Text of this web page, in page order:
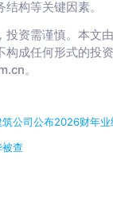
构等关键因素。
投资需谨慎。本文
构成任何形式的投
。
公司公布2026财年
查